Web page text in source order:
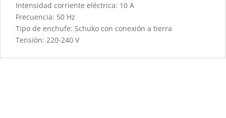
Intensidad corriente eléctrica: 10 A
Frecuencia: 50 Hz
Tipo de enchufe: Schuko con conexión a tierra
Tensión: 220-240 V